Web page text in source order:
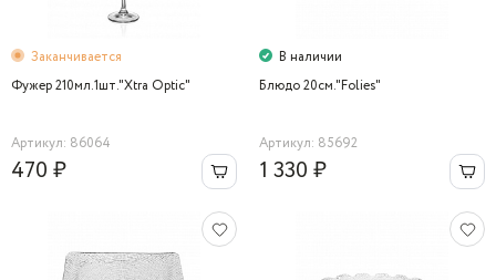
Заканчивается
Фужер 210мл.1шт."Xtra Optic"
Артикул: 86064
470 ₽
В наличии
Блюдо 20см."Folies"
Артикул: 85692
1 330 ₽